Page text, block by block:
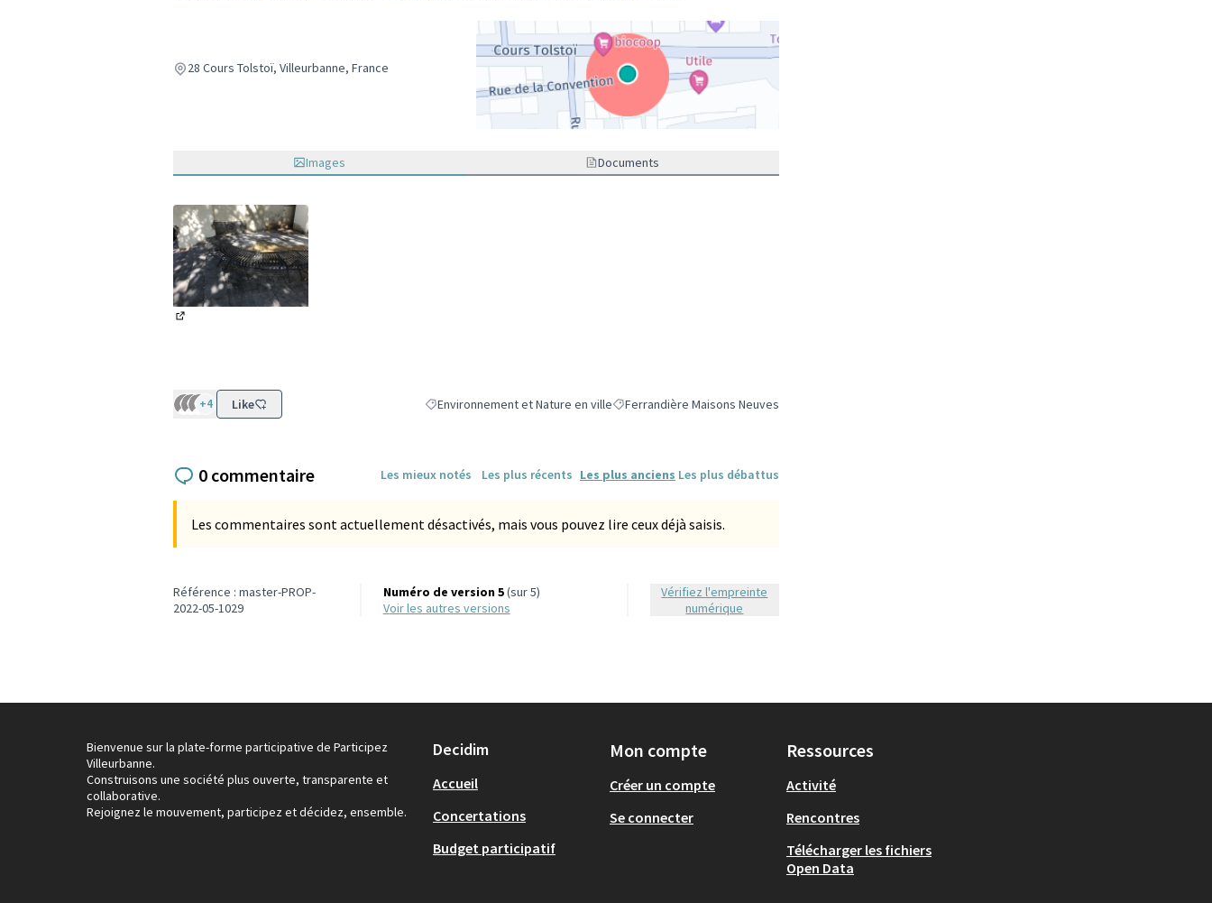
28 Cours Tolstoï, Villeurbanne, France
Images Documents
+4 Like Filtrer les résultats de la catégorie : Environnement et Nature en ville
Environnement et Nature en villeFiltrer les résultats pour le secteur : Ferrandière Maisons Neuves
Ferrandière Maisons Neuves
0 commentaire Les mieux notés Les plus récents Les plus anciens Les plus débattus
Les commentaires sont actuellement désactivés, mais vous pouvez lire ceux déjà saisis.
Référence : master-PROP-
2022-05-1029
Numéro de version 5(sur 5)
voir les autres versions
Vérifiez l'empreinte
numérique
Bienvenue sur la plate-forme participative de Participez
Villeurbanne.
Construisons une société plus ouverte, transparente et
collaborative.
Rejoignez le mouvement, participez et décidez, ensemble.
Decidim
Accueil
Concertations
Budget participatif
Mon compte
Créer un compte
Se connecter
Ressources
Activité
Rencontres
Télécharger les fichiers
Open Data